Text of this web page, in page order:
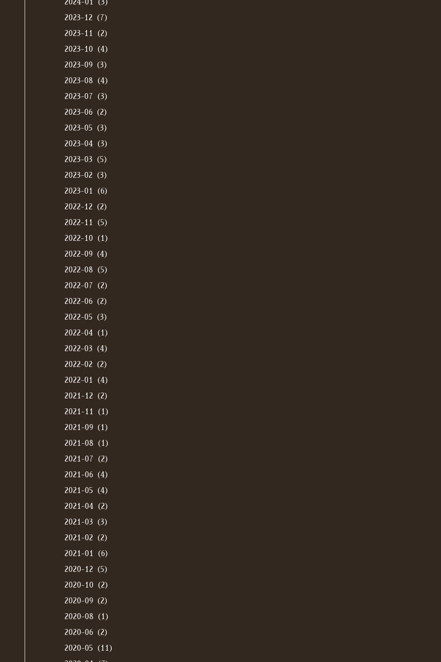
2024-01（3）
2023-12（7）
2023-11（2）
2023-10（4）
2023-09（3）
2023-08（4）
2023-07（3）
2023-06（2）
2023-05（3）
2023-04（3）
2023-03（5）
2023-02（3）
2023-01（6）
2022-12（2）
2022-11（5）
2022-10（1）
2022-09（4）
2022-08（5）
2022-07（2）
2022-06（2）
2022-05（3）
2022-04（1）
2022-03（4）
2022-02（2）
2022-01（4）
2021-12（2）
2021-11（1）
2021-09（1）
2021-08（1）
2021-07（2）
2021-06（4）
2021-05（4）
2021-04（2）
2021-03（3）
2021-02（2）
2021-01（6）
2020-12（5）
2020-10（2）
2020-09（2）
2020-08（1）
2020-06（2）
2020-05（11）